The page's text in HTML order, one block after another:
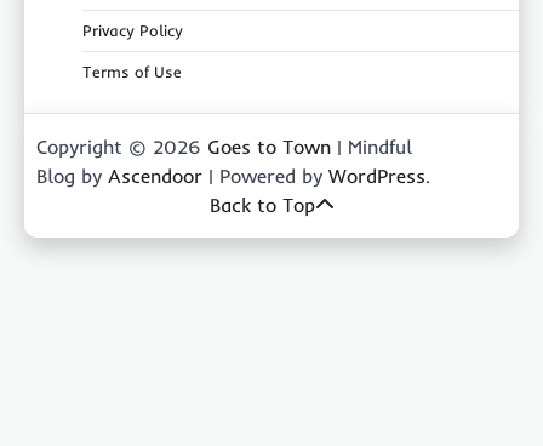
Privacy Policy
Terms of Use
Copyright © 2026 Goes to Town | Mindful
Blog by Ascendoor | Powered by WordPress.
Back to Top